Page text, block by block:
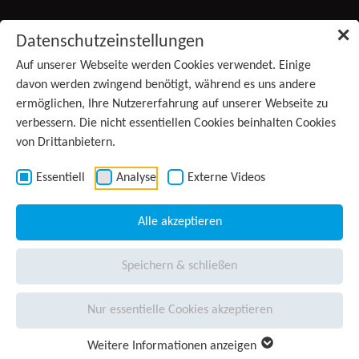
✕
Datenschutzeinstellungen
Auf unserer Webseite werden Cookies verwendet. Einige
davon werden zwingend benötigt, während es uns andere
ermöglichen, Ihre Nutzererfahrung auf unserer Webseite zu
verbessern. Die nicht essentiellen Cookies beinhalten Cookies
von Drittanbietern.
Essentiell Analyse Externe Videos
Alle akzeptieren
Speichern & schließen
Nur essentielle Cookies akzeptieren
Weitere Informationen anzeigen
Produkte
(aktiv)
Services
Unternehmen
Presse
Karriere